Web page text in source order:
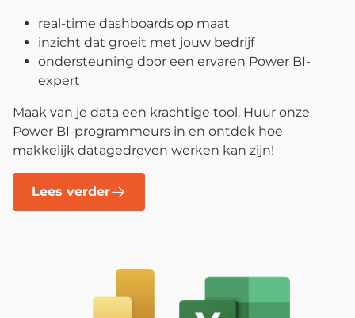
real-time dashboards op maat
inzicht dat groeit met jouw bedrijf
ondersteuning door een ervaren Power BI-
expert
Maak van je data een krachtige tool. Huur onze
Power BI-programmeurs in en ontdek hoe
makkelijk datagedreven werken kan zijn!
Lees verder